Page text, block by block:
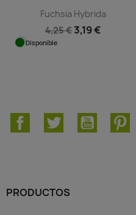
Fuchsia Hybrida
4,25 € 3,19 €
Disponible
FacebookTwitter YouTube
PRODUCTOS